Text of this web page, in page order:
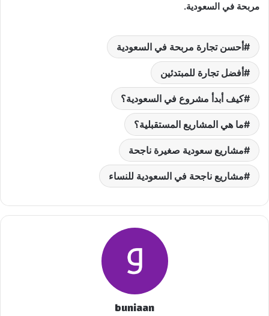
مربحة في السعودية.
أحسن تجارة مربحة في السعودية
أفضل تجارة للمبتدئين
كيف أبدأ مشروع في السعودية؟
ما هي المشاريع المستقبلية؟
مشاريع سعودية صغيرة ناجحة
مشاريع ناجحة في السعودية للنساء
buniaan